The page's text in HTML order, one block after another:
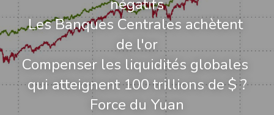
négatifs
Les Banques Centrales achètent
de l'or
Compenser les liquidités globales
qui atteignent 100 trillions de $ ?
Force du Yuan